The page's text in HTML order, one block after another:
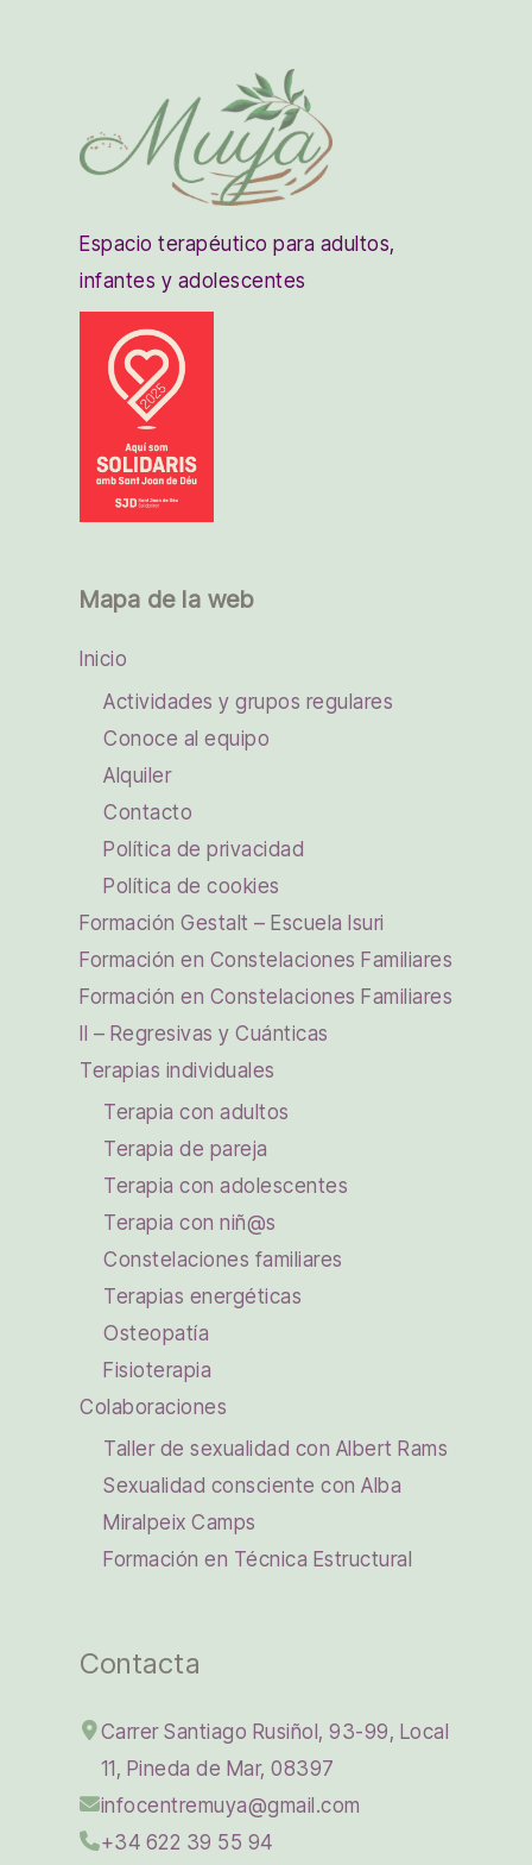
Espacio terapéutico para adultos,
infantes y adolescentes
Mapa de la web
Inicio
Actividades y grupos regulares
Conoce al equipo
Alquiler
Contacto
Política de privacidad
Política de cookies
Formación Gestalt – Escuela Isuri
Formación en Constelaciones Familiares
Formación en Constelaciones Familiares
II – Regresivas y Cuánticas
Terapias individuales
Terapia con adultos
Terapia de pareja
Terapia con adolescentes
Terapia con niñ@s
Constelaciones familiares
Terapias energéticas
Osteopatía
Fisioterapia
Colaboraciones
Taller de sexualidad con Albert Rams
Sexualidad consciente con Alba
Miralpeix Camps
Formación en Técnica Estructural
Contacta
Carrer Santiago Rusiñol, 93-99, Local
11, Pineda de Mar, 08397
infocentremuya@gmail.com
+34 622 39 55 94